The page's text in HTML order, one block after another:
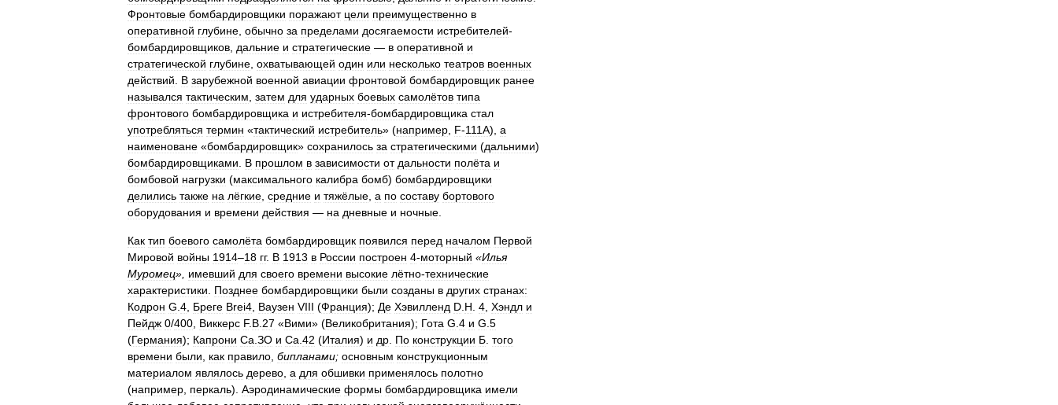
Фронтовые бомбардировщики поражают цели преимущественно в
оперативной глубине обычно за пределами досягаемости истребителей-
бомбардировщиков дальние и стратегические — в оперативной и
стратегической глубине охватывающей один или несколько театров военных
действий
В зарубежной военной авиации фронтовой бомбардировщик ранее
назывался тактическим затем для ударных боевых самолётов типа
фронтового бомбардировщика и истребителя-бомбардировщика стал
употребляться термин «тактический истребитель» (например F-111A), а
наименоване «бомбардировщик» сохранилось за стратегическими (дальними)
бомбардировщиками
В прошлом в зависимости от дальности полёта и
бомбовой нагрузки (максимального калибра бомб) бомбардировщики
делились также на лёгкие средние и тяжёлые а по составу бортового
оборудования и времени действия — на дневные и ночные
Как тип боевого самолёта бомбардировщик появился перед началом Первой
Мировой войны 1914–18 гг. В 1913 в России построен 4-моторный «Илья
Муромец», имевший для своего времени высокие лётно-технические
характеристики
Позднее бомбардировщики были созданы в других странах:
Кодрон G 4 Бреге Brei4 Ваузен VIII (Франция); Де Хэвилленд D H 4 Хэндл и
Пейдж 0/400 Виккерс F. B 27 «Вими» (Великобритания); Гота G 4 и G 5
(Германия); Капрони Са ЗО и Са 42 (Италия) и др По конструкции Б того
времени были как правило бипланами; основным конструкционным
материалом являлось дерево а для обшивки применялось полотно
(например перкаль). Аэродинамические формы бомбардировщика имели